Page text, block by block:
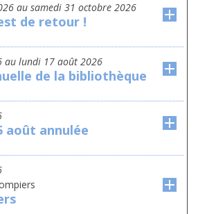
au samedi 31 octobre 2026
de retour !
au lundi 17 août 2026
de la bibliothèque
août annulée